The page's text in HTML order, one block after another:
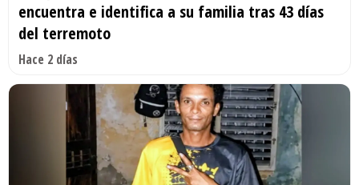
encuentra e identifica a su familia tras 43 días
del terremoto
Hace 2 días